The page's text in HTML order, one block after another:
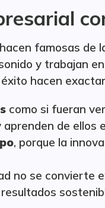
famosas de
y trabajan
hacen
como si fueran
aprenden de ellos
, porque la
no se convierte